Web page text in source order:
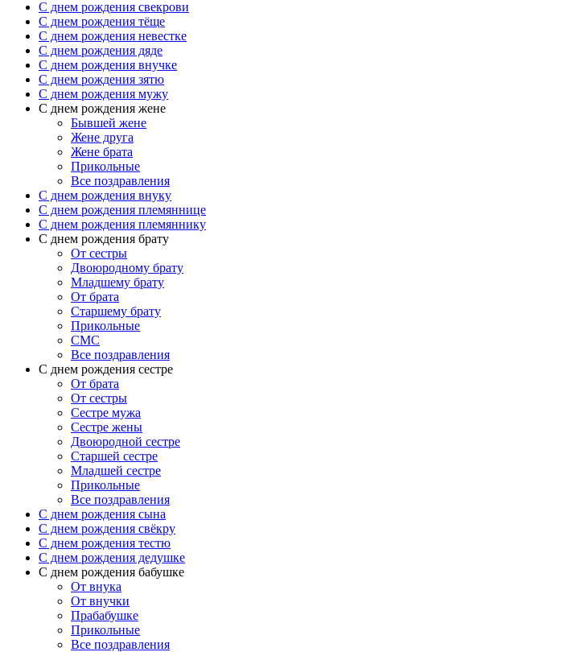
C днем рождения свекрови
C днем рождения тёще
C днем рождения невестке
C днем рождения дяде
C днем рождения внучке
C днем рождения зятю
C днем рождения мужу
С днем рождения жене
Бывшей жене
Жене друга
Жене брата
Прикольные
Все поздравления
C днем рождения внуку
C днем рождения племяннице
C днем рождения племяннику
C днем рождения брату
От сестры
Двоюродному брату
Младшему брату
От брата
Старшему брату
Прикольные
СМС
Все поздравления
С днем рождения сестре
От брата
От сестры
Сестре мужа
Сестре жены
Двоюродной сестре
Старшей сестре
Младшей сестре
Прикольные
Все поздравления
C днем рождения сына
C днем рождения свёкру
C днем рождения тестю
С днем рождения дедушке
С днем рождения бабушке
От внука
От внучки
Прабабушке
Прикольные
Все поздравления